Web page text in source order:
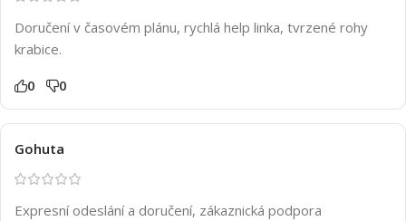
Doručení v časovém plánu, rychlá help linka, tvrzené rohy
krabice.
0 0
Gohuta
Expresní odeslání a doručení, zákaznická podpora